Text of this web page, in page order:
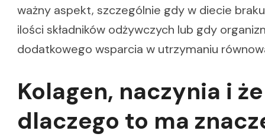
ważny aspekt, szczególnie gdy w diecie
ilości składników odżywczych lub gdy
dodatkowego wsparcia w utrzymaniu
Kolagen, naczynia i
dlaczego to ma